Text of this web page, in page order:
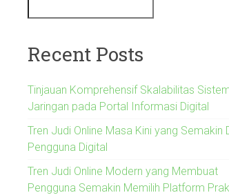
Recent Posts
Tinjauan Komprehensif Skalabilitas
Jaringan pada Portal Informasi Digital
Tren Judi Online Masa Kini yang Semakin
Pengguna Digital
Tren Judi Online Modern yang Membuat
Pengguna Semakin Memilih Platform